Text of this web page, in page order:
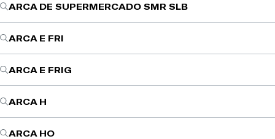
ARCA DE SUPERMERCADO SMR SLB
ARCA E FRI
ARCA E FRIG
ARCA H
ARCA HO